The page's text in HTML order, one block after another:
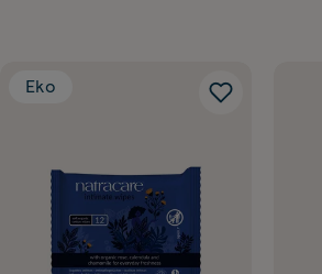
Eko